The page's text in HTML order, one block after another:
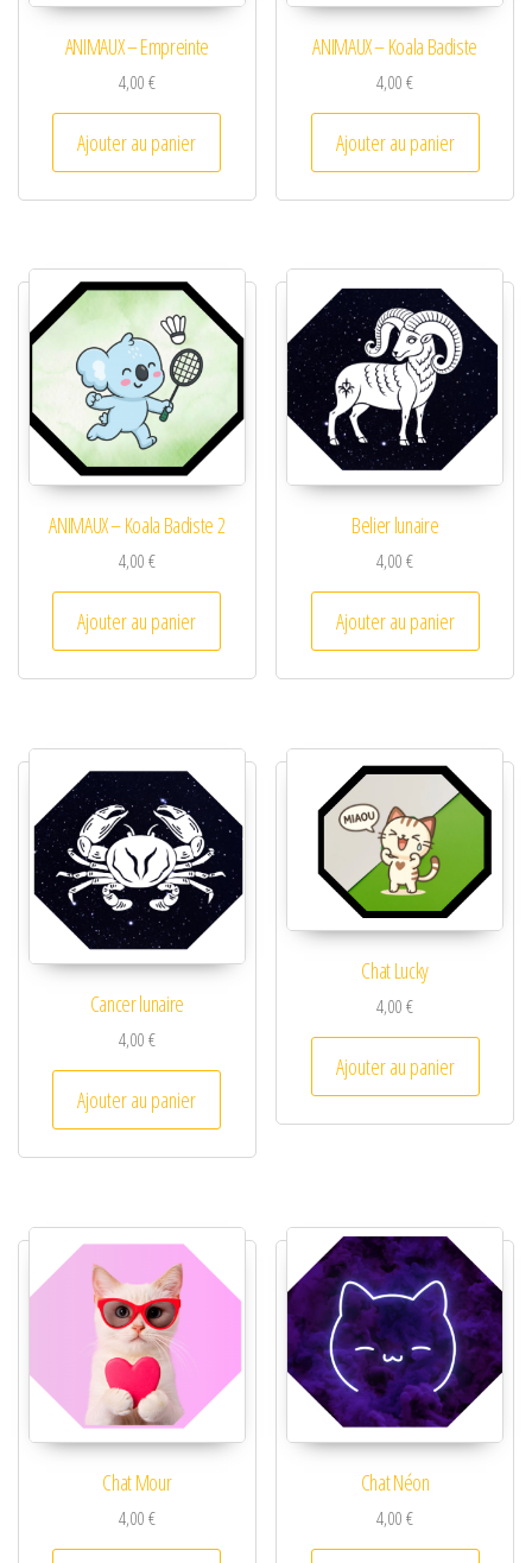
ANIMAUX – Empreinte
4,00€
Ajouter au panier
ANIMAUX – Koala Badiste
4,00€
Ajouter au panier
ANIMAUX – Koala Badiste 2
4,00€
Ajouter au panier
Belier lunaire
4,00€
Ajouter au panier
Cancer lunaire
4,00€
Ajouter au panier
Chat Lucky
4,00€
Ajouter au panier
Chat Mour
4,00€
Chat Néon
4,00€